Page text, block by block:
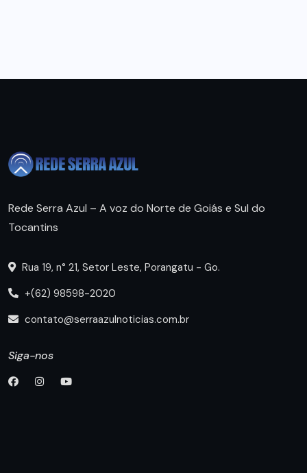
Rede Serra Azul – A voz do Norte de Goiás e Sul do
Tocantins
Rua 19, n° 21, Setor Leste, Porangatu - Go.
+(62) 98598-2020
contato@serraazulnoticias.com.br
Siga-nos